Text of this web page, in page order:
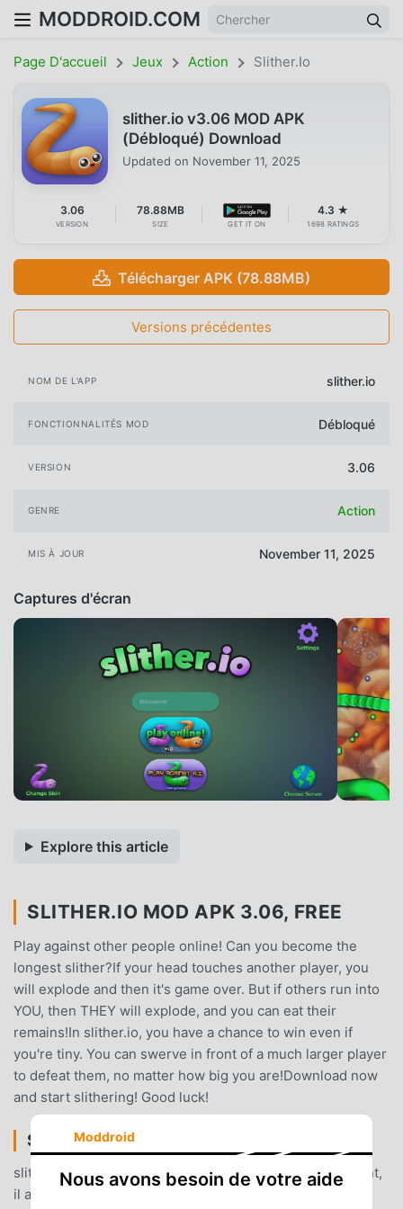
MODDROID.COM
Page D'accueil Jeux Action Slither.io
slither.io v3.06 MOD APK
(Débloqué) Download
Updated on November 11, 2025
3.06
VERSION
78.88MB
SIZE GET IT ON
4.3 ★
1698 RATINGS
Télécharger APK (78.88MB)
Versions précédentes
NOM DE L'APP slither.io
FONCTIONNALITÉS MOD Débloqué
VERSION 3.06
GENRE Action
MIS À JOUR November 11, 2025
Captures d'écran
Explore this article
SLITHER.IO MOD APK 3.06, FREE
Play against other people online! Can you become the
longest slither?If your head touches another player, you
will explode and then it's game over. But if others run into
YOU, then THEY will explode, and you can eat their
remains!In slither.io, you have a chance to win even if
you're tiny. You can swerve in front of a much larger player
to defeat them, no matter how big you are!Download now
and start slithering! Good luck!
SLITHER.IO INTRODUCTION
slither.io En tant que jeu action très populaire récemment,
il a gagné beaucoup de fans dans le monde entier qui
Moddroid
Nous avons besoin de votre aide